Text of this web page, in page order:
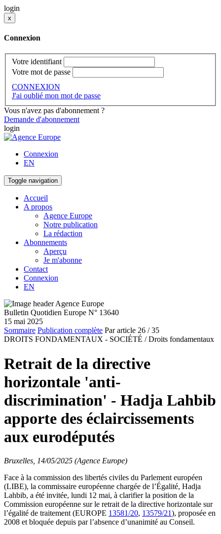
login
x
Connexion
Votre identifiant
Votre mot de passe
CONNEXION
J'ai oublié mon mot de passe
Vous n'avez pas d'abonnement ?
Demande d'abonnement
login
Connexion
EN
Toggle navigation
Accueil
A propos
Agence Europe
Notre publication
La rédaction
Abonnements
Aperçu
Je m'abonne
Contact
Connexion
EN
Bulletin Quotidien Europe N° 13640
15 mai 2025
Sommaire Publication complète Par article 26 / 35
DROITS FONDAMENTAUX - SOCIÉTÉ / Droits fondamentaux
Retrait de la directive
horizontale 'anti-
discrimination' - Hadja Lahbib
apporte des éclaircissements
aux eurodéputés
Bruxelles, 14/05/2025 (Agence Europe)
Face à la commission des libertés civiles du Parlement européen
(LIBE), la commissaire européenne chargée de l’Égalité, Hadja
Lahbib, a été invitée, lundi 12 mai, à clarifier la position de la
Commission européenne sur le retrait de la directive horizontale sur
l’égalité de traitement (EUROPE 13581/20, 13579/21), proposée en
2008 et bloquée depuis par l’absence d’unanimité au Conseil.